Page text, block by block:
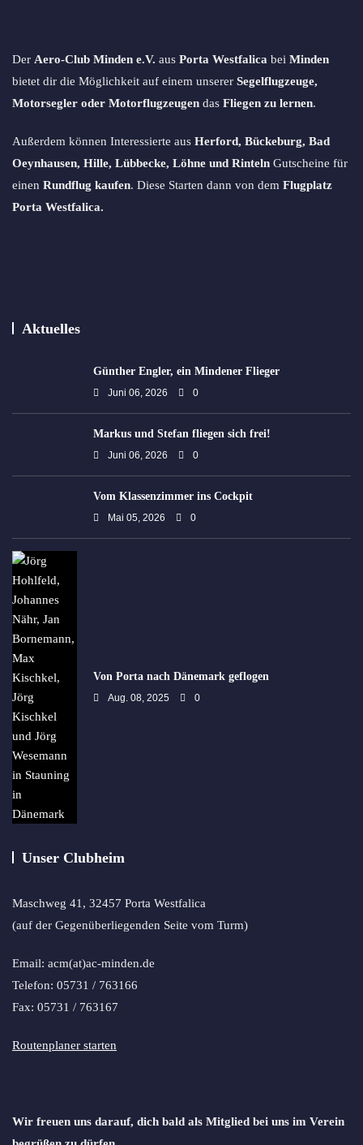
Der Aero-Club Minden e.V. aus Porta Westfalica bei Minden
bietet dir die Möglichkeit auf einem unserer Segelflugzeuge,
Motorsegler oder Motorflugzeugen das Fliegen zu lernen.
Außerdem können Interessierte aus Herford, Bückeburg, Bad
Oeynhausen, Hille, Lübbecke, Löhne und Rinteln Gutscheine für
einen Rundflug kaufen. Diese Starten dann von dem Flugplatz
Porta Westfalica.
Aktuelles
Günther Engler, ein Mindener Flieger
Juni 06, 2026 0
Markus und Stefan fliegen sich frei!
Juni 06, 2026 0
Vom Klassenzimmer ins Cockpit
Mai 05, 2026 0
Von Porta nach Dänemark geflogen
Aug. 08, 2025 0
Unser Clubheim
Maschweg 41, 32457 Porta Westfalica
(auf der Gegenüberliegenden Seite vom Turm)
Email: acm(at)ac-minden.de
Telefon: 05731 / 763166
Fax: 05731 / 763167
Routenplaner starten
Wir freuen uns darauf, dich bald als Mitglied bei uns im Verein